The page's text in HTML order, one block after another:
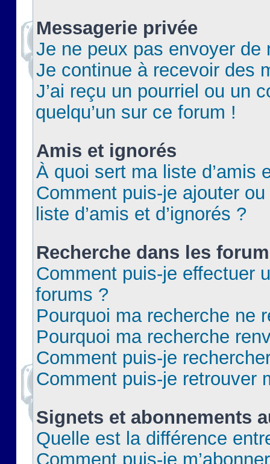
Messagerie privée
Je ne peux pas envoyer de
Je continue à recevoir des
J’ai reçu un pourriel ou un
quelqu’un sur ce forum !
Amis et ignorés
À quoi sert ma liste d’amis
Comment puis-je ajouter
liste d’amis et d’ignorés ?
Recherche dans les
Comment puis-je effectuer
forums ?
Pourquoi ma recherche ne
Pourquoi ma recherche
Comment puis-je
Comment puis-je retrouver
Signets et abonnements
Quelle est la différence
Comment puis-je